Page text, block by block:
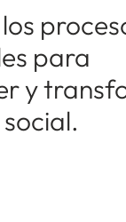
para
y